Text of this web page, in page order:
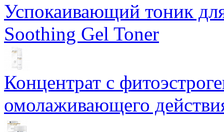
Успокаивающий тоник
Soothing Gel Toner
Концентрат с
омолаживающего